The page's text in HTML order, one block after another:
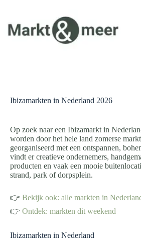
de
inhoud
Ibizamarkten in Nederland 2026
Op zoek naar een Ibizamarkt in
worden door het hele land zomerse
georganiseerd met een ontspannen,
vindt er creatieve ondernemers,
producten en vaak een mooie
strand, park of dorpsplein.
👉 Bekijk ook: alle markten in
👉 Ontdek: markten dit weekend
Ibizamarkten in Nederland